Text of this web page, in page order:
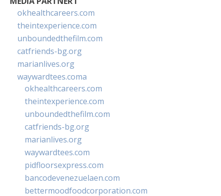
okhealthcareers.com
theintexperience.com
unboundedthefilm.com
catfriends-bg.org
marianlives.org
waywardtees.coma
okhealthcareers.com
theintexperience.com
unboundedthefilm.com
catfriends-bg.org
marianlives.org
waywardtees.com
pidfloorsexpress.com
bancodevenezuelaen.com
bettermoodfoodcorporation.com